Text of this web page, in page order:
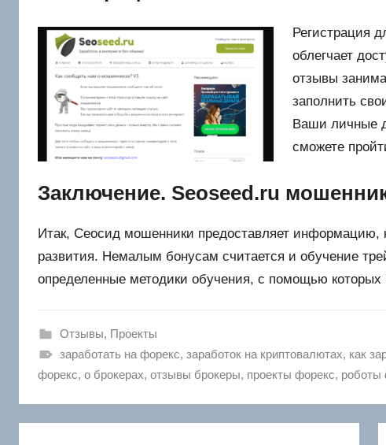
Регистрация
облегчает
отзывы
заполнить
Ваши личные
сможете
Заключение. Seoseed.ru
Итак, Сеосид мошенники предоставляет информацию,
развития. Немалым бонусам считается и обучение
определенные методики обучения, с помощью которых
Отзывы, Проекты
заработать на форекс, заработок на криптовалютах, как
форекс, о брокерах, отзывы брокеры, проекты форекс, роботы